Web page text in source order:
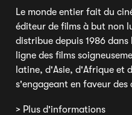
Le monde entier fait du
éditeur de films à but non
distribue depuis 1986 dans
ligne des films
latine, d'Asie, d'Afrique et
s'engageant en faveur des
> Plus d'informations